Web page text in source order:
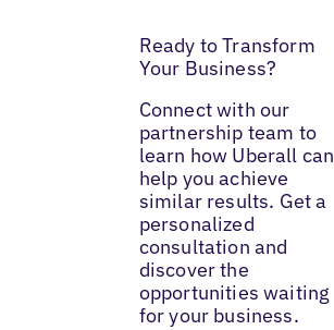
Ready to Transform
Your Business?
Connect with our
partnership team to
learn how Uberall can
help you achieve
similar results. Get a
personalized
consultation and
discover the
opportunities waiting
for your business.